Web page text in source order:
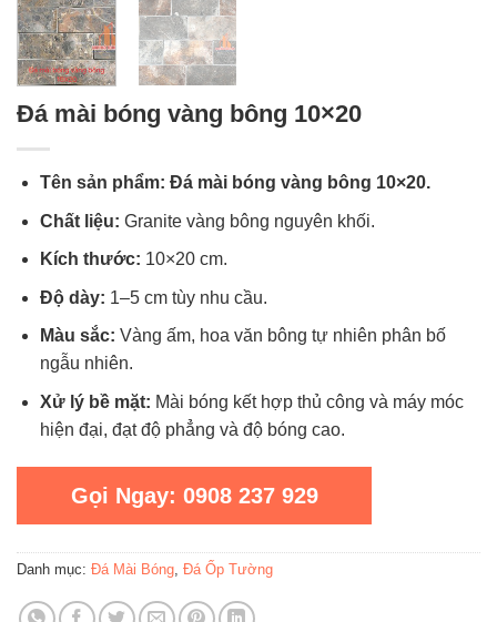
Đá mài bóng vàng bông 10×20
Tên sản phẩm: Đá mài bóng vàng bông 10×20.
Chất liệu: Granite vàng bông nguyên khối.
Kích thước: 10×20 cm.
Độ dày: 1–5 cm tùy nhu cầu.
Màu sắc: Vàng ấm, hoa văn bông tự nhiên phân bố
ngẫu nhiên.
Xử lý bề mặt: Mài bóng kết hợp thủ công và máy móc
hiện đại, đạt độ phẳng và độ bóng cao.
Gọi Ngay: 0908 237 929
Danh mục: Đá Mài Bóng Đá Ốp Tường